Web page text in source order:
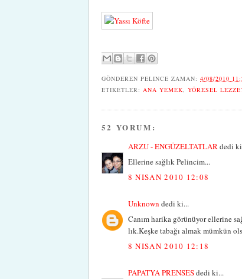
GÖNDEREN PELINCE ZAMAN:4/08/2010
ETIKETLER: ANA YEMEK,YÖRESEL
52 YORUM:
ARZU - ENGÜZELTATLAR dedi
Ellerine sağlık Pelincim...
8 NISAN 2010 12:08
Unknown dedi ki...
Canım harika görünüyor ellerine
lık.Keşke tabağı almak mümkün
8 NISAN 2010 12:18
PAPATYA PRENSESdedi ki...